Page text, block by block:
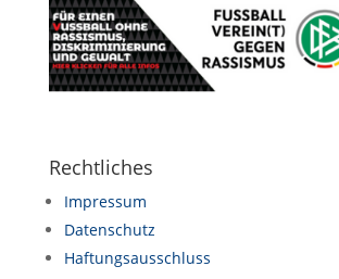
Rechtliches
Impressum
Datenschutz
Haftungsausschluss